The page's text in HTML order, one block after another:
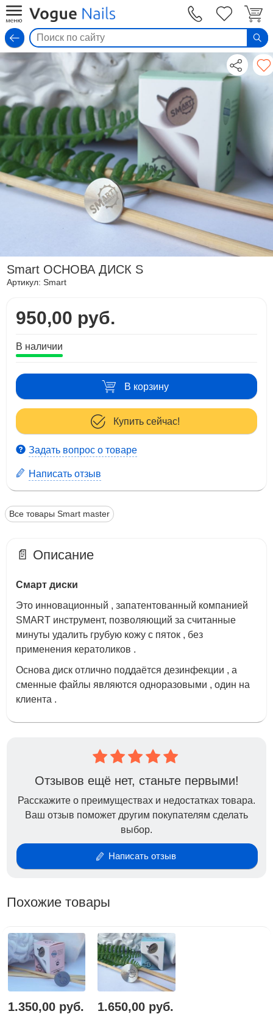
Smart ОСНОВА ДИСК S
Артикул:Smart
950,00 руб.
В наличии
В корзину
Купить сейчас!
Задать вопрос о товаре
Написать отзыв
Все товары Smart master
📄 Описание
Смарт диски
Это инновационный , запатентованный компанией
SMART инструмент, позволяющий за считанные
минуты удалить грубую кожу с пяток , без
применения кератоликов .
Основа диск отлично поддаётся дезинфекции , а
сменные файлы являются одноразовыми , один на
клиента .
Отзывов ещё нет, станьте первыми!
Расскажите о преимуществах и недостатках товара.
Ваш отзыв поможет другим покупателям сделать
выбор.
Написать отзыв
Похожие товары
1.350,00 руб. 1.650,00 руб.